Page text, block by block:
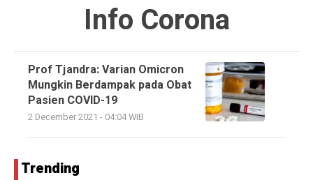
Info Corona
Prof Tjandra: Varian Omicron
Mungkin Berdampak pada Obat
Pasien COVID-19
2 December 2021 - 04:04 WIB
Trending